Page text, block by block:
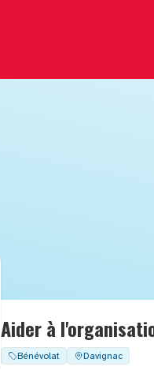
Aider à
Bénévolat Davignac